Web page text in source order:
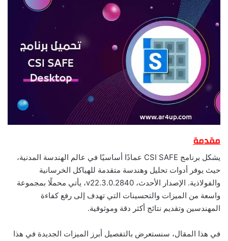
مقدمة
يشكل برنامج CSI SAFE عمادًا أساسيًا في عالم الهندسة المدنية،
حيث يوفر أدوات تحليل وهندسة متقدمة للهياكل الخرسانية
والفولاذية. الإصدار الأحدث، v22.3.0.2840، يأتي محملًا بمجموعة
واسعة من الميزات والتحسينات التي تهدف إلى رفع كفاءة
المهندسين وتقديم نتائج أكثر دقة وموثوقية.
في هذا المقال، سنستعرض بالتفصيل أبرز الميزات الجديدة في هذا